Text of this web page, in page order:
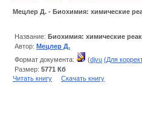
Мецлер Д. - Биохимия: химические
Название: Биохимия: химические
Автор: Мецлер Д.
Формат документа:
(djvu (Для
Размер: 5771 Кб
Читать книгу
Скачать книгу